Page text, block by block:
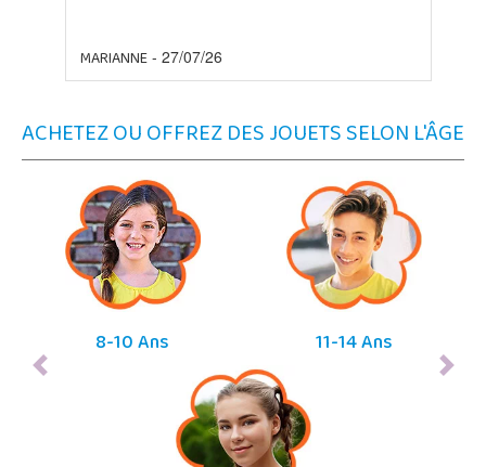
MARIANNE- 27/07/26
ACHETEZ OU OFFREZ DES JOUETS SELON L'ÂGE
8-10 Ans 11-14 Ans